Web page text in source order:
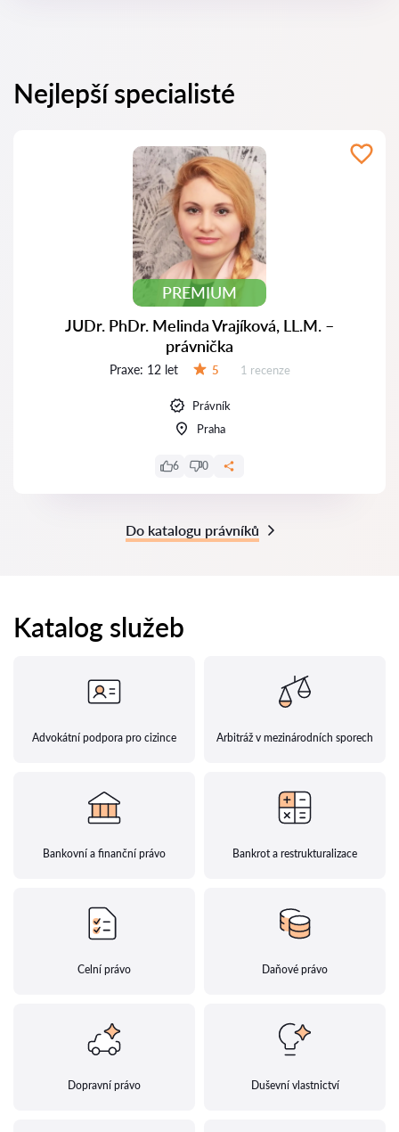
Nejlepší specialisté
PREMIUM
JUDr. PhDr. Melinda Vrajíková, LL.M. –
právnička
Praxe: 12 let 5 Recenzí:
1 recenze
Právník
Praha
6 0
Do katalogu právníků
Katalog služeb
Advokátní podpora pro cizince Arbitráž v mezinárodních sporech
Bankovní a finanční právo Bankrot a restrukturalizace
Celní právo Daňové právo
Dopravní právo Duševní vlastnictví